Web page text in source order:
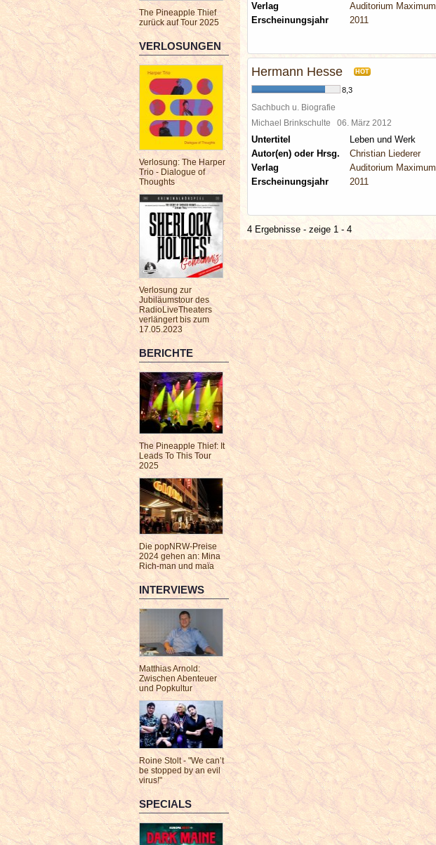
The Pineapple Thief
zurück auf Tour 2025
VERLOSUNGEN
Verlosung: The Harper
Trio - Dialogue of
Thoughts
Verlosung zur
Jubiläumstour des
RadioLiveTheaters
verlängert bis zum
17.05.2023
BERICHTE
The Pineapple Thief: It
Leads To This Tour
2025
Die popNRW-Preise
2024 gehen an: Mina
Rich-man und maïa
INTERVIEWS
Matthias Arnold:
Zwischen Abenteuer
und Popkultur
Roine Stolt - "We can’t
be stopped by an evil
virus!"
SPECIALS
Verlag
Auditorium Maximum
Erscheinungsjahr
2011
Hermann Hesse HOT
8,3
Sachbuch u. Biografie
Michael Brinkschulte 06. März 2012
Untertitel
Leben und Werk
Autor(en) oder Hrsg.
Christian Liederer
Verlag
Auditorium Maximum
Erscheinungsjahr
2011
4 Ergebnisse - zeige 1 - 4